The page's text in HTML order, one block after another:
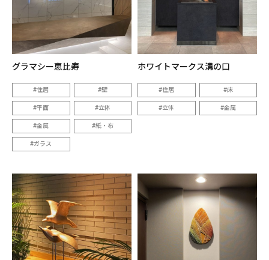
グラマシー恵比寿
住居 壁
平面 立体
金属 紙・布
ガラス
ホワイトマークス溝の口
住居 床
立体 金属